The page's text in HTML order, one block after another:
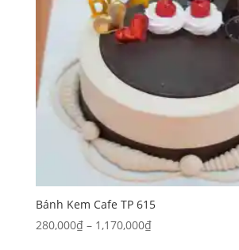
Bánh Kem Cafe TP 615
280,000₫ – 1,170,000₫Khoảng